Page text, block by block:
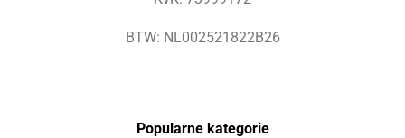
BTW: NL002521822B26
Popularne kategorie